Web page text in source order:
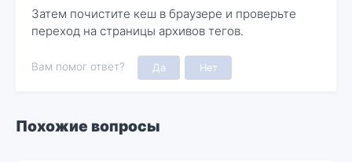
Затем почистите кеш в браузере и проверьте
переход на страницы архивов тегов.
Вам помог ответ? Да Нет
Похожие вопросы